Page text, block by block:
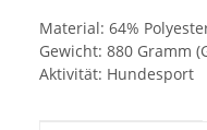
Material: 64%
Gewicht: 880 Gramm
Aktivität: Hundesport